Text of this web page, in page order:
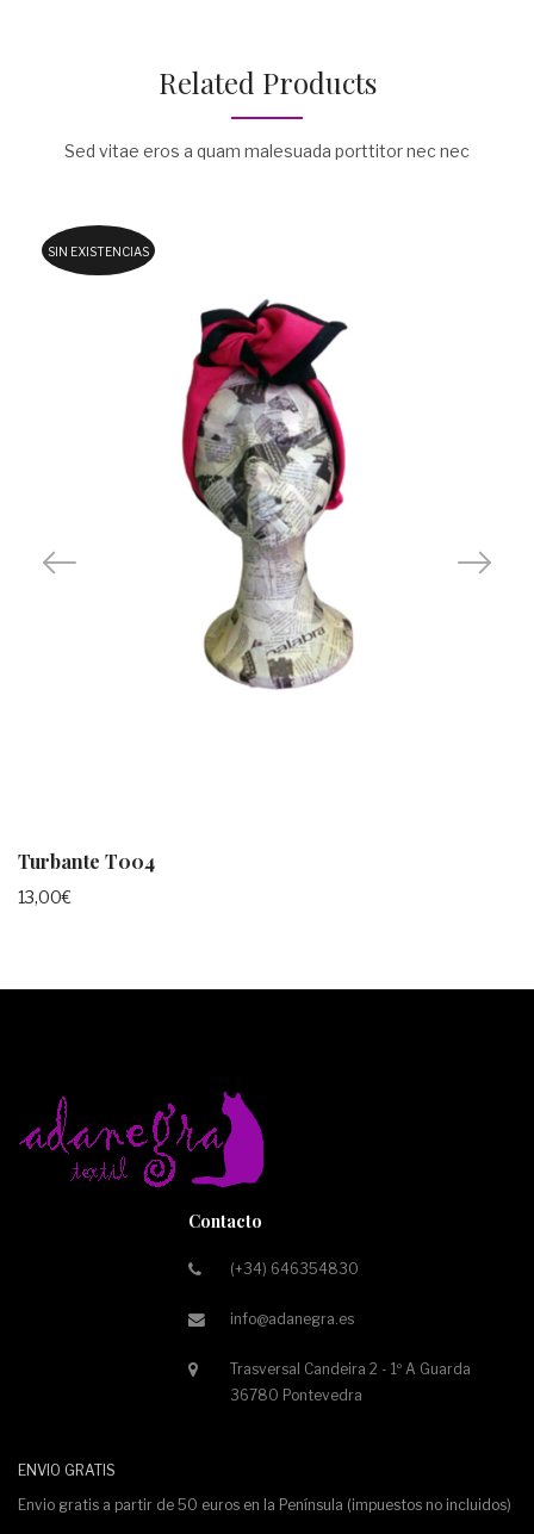
Related Products
Sed vitae eros a quam malesuada porttitor nec nec
SIN EXISTENCIAS
Turbante T004
13,00€
Contacto
(+34) 646354830
info@adanegra.es
Trasversal Candeira 2 - 1º A Guarda
36780 Pontevedra
ENVIO GRATIS
Envio gratis a partir de 50 euros en la Península (impuestos no incluidos)